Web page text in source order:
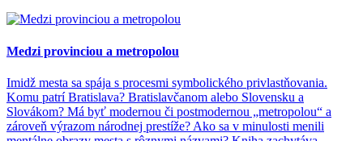
Medzi provinciou a metropolou
Imidž mesta sa spája s procesmi symbolického privlastňovania.
Komu patrí Bratislava? Bratislavčanom alebo Slovensku a
Slovákom? Má byť modernou či postmodernou „metropolou“ a
zároveň výrazom národnej prestíže? Ako sa v minulosti menili